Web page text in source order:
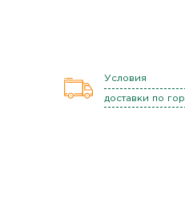
Условия
доставки по